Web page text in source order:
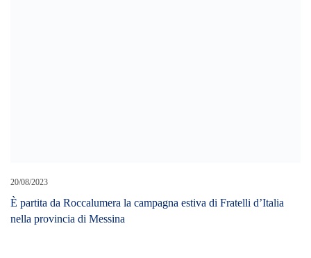
20/08/2023
È partita da Roccalumera la campagna estiva di Fratelli d’Italia
nella provincia di Messina